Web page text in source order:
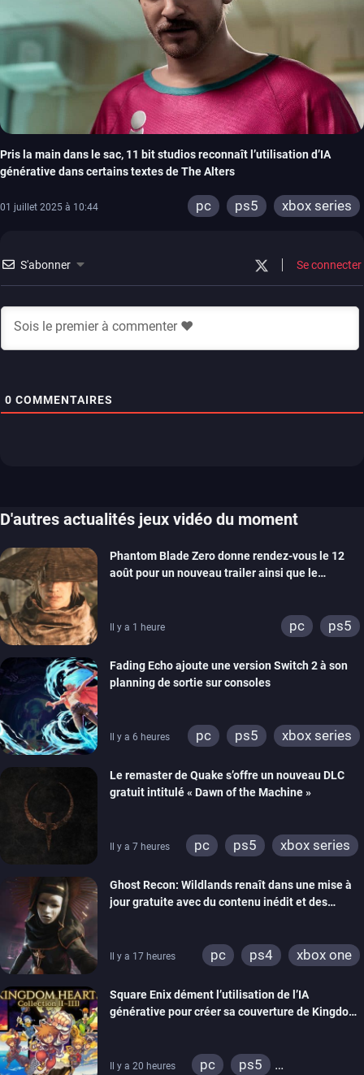
Pris la main dans le sac, 11 bit studios reconnaît l’utilisation d’IA
générative dans certains textes de The Alters
01 juillet 2025 à 10:44 pc ps5 xbox series
S'abonner Se connecter
0 COMMENTAIRES
D'autres actualités jeux vidéo du moment
Phantom Blade Zero donne rendez-vous le 12
août pour un nouveau trailer ainsi que le
Il y a 1 heure pc ps5
Fading Echo ajoute une version Switch 2 à son
planning de sortie sur consoles
Il y a 6 heures pc ps5 xbox series
Le remaster de Quake s’offre un nouveau DLC
gratuit intitulé « Dawn of the Machine »
Il y a 7 heures pc ps5
xbox series
xbox one
nintendo 64
Ghost Recon: Wildlands renaît dans une mise à
jour gratuite avec du contenu inédit et des
Il y a 17 heures pc ps4 xbox one
Square Enix dément l’utilisation de l’IA
générative pour créer sa couverture de Kingdom
Il y a 20 heures pc ps5